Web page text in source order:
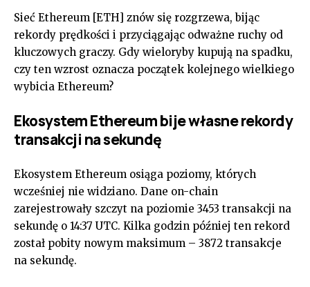
Sieć Ethereum [ETH] znów się rozgrzewa, bijąc
rekordy prędkości i przyciągając odważne ruchy od
kluczowych graczy. Gdy wieloryby kupują na spadku,
czy ten wzrost oznacza początek kolejnego wielkiego
wybicia Ethereum?
Ekosystem Ethereum bije własne rekordy
transakcji na sekundę
Ekosystem Ethereum osiąga poziomy, których
wcześniej nie widziano. Dane on-chain
zarejestrowały szczyt na poziomie 3453 transakcji na
sekundę o 14:37 UTC. Kilka godzin później ten rekord
został pobity nowym maksimum – 3872 transakcje
na sekundę.